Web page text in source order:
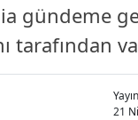
gündeme
tarafından
21